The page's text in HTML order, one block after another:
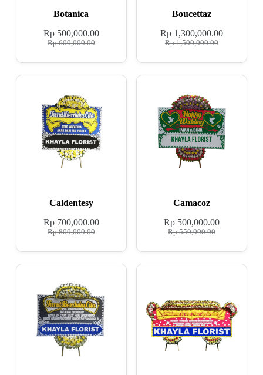
Botanica
Rp600,000.00
Rp500,000.00
Boucettaz
Rp1,500,000.00
Rp 1,300,000.00
Caldentesy
Rp800,000.00
Rp700,000.00
Camacoz
Rp550,000.00
Rp 500,000.00